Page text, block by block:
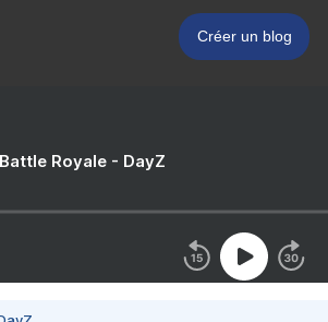
Créer un blog
Royale - DayZ